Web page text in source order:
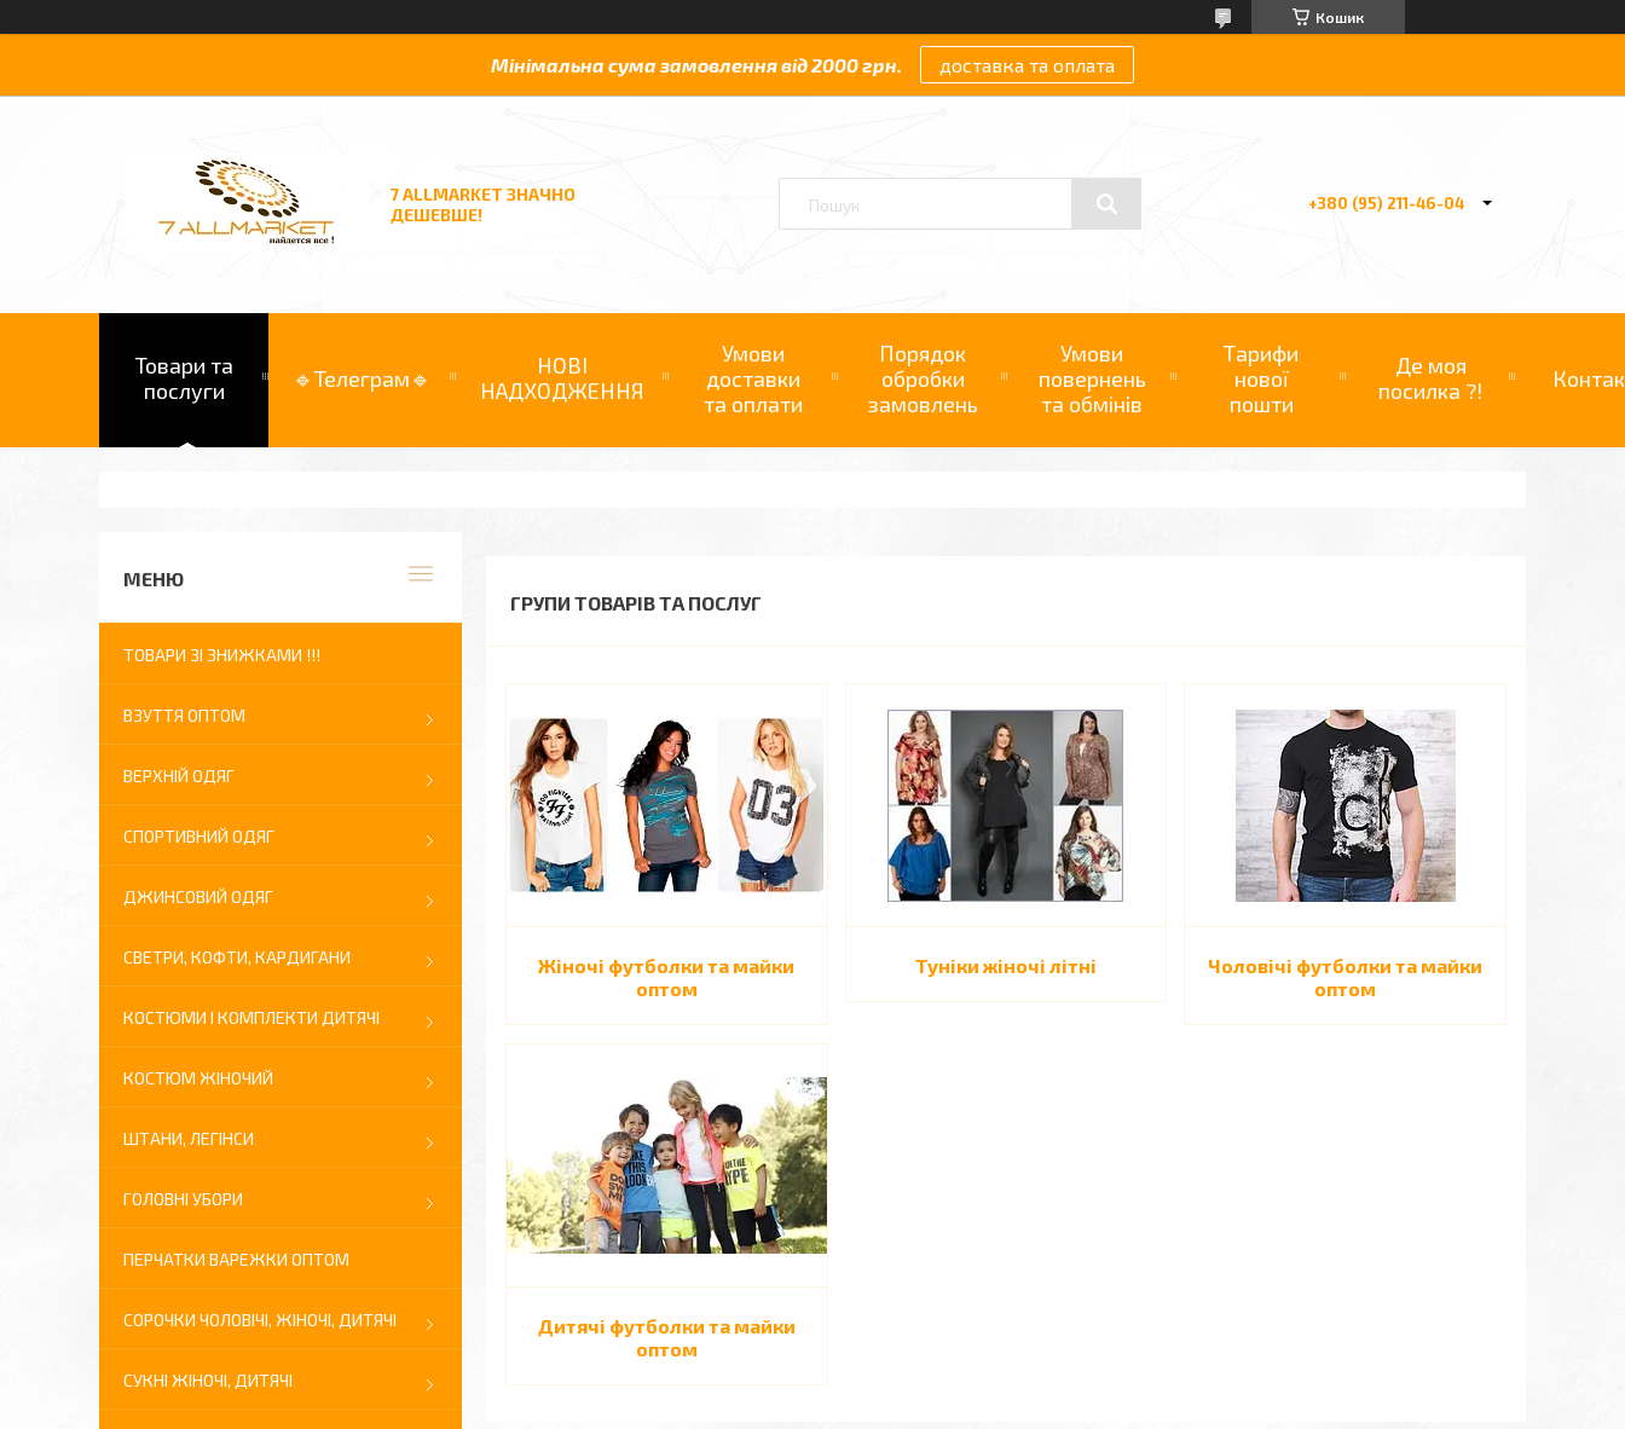
Кошик
Мінімальна сума замовлення від 2000 грн. доставка та оплата
7 ALLMARKET ЗНАЧНО
ДЕШЕВШЕ!
+380 (95) 211-46-04
Товари та
послуги
🔹Телеграм🔹
НОВІ
НАДХОДЖЕННЯ
Умови
доставки
та оплати
Порядок
обробки
замовлень
Умови
повернень
та обмінів
Тарифи
нової
пошти
Де моя
посилка ?!
ГРУПИ ТОВАРІВ ТА ПОСЛУГ
Жіночі футболки та майки
оптом
Туніки жіночі літні
Чоловічі футболки та майки
оптом
Дитячі футболки та майки
оптом
ТОВАРИ ЗІ ЗНИЖКАМИ !!!
ВЗУТТЯ ОПТОМ
ВЕРХНІЙ ОДЯГ
СПОРТИВНИЙ ОДЯГ
ДЖИНСОВИЙ ОДЯГ
СВЕТРИ, КОФТИ, КАРДИГАНИ
КОСТЮМИ І КОМПЛЕКТИ ДИТЯЧІ
КОСТЮМ ЖІНОЧИЙ
ШТАНИ, ЛЕГІНСИ
ГОЛОВНІ УБОРИ
ПЕРЧАТКИ ВАРЕЖКИ ОПТОМ
СОРОЧКИ ЧОЛОВІЧІ, ЖІНОЧІ, ДИТЯЧІ
СУКНІ ЖІНОЧІ, ДИТЯЧІ